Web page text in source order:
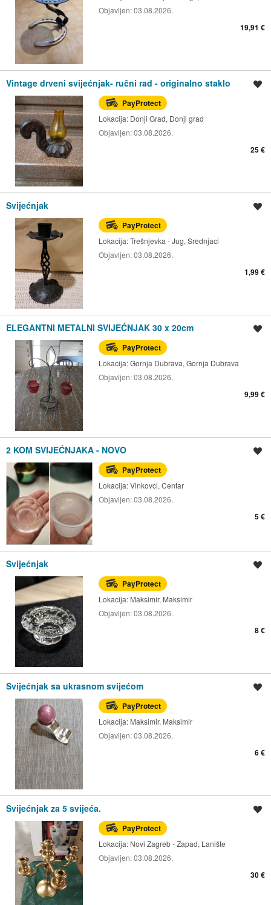
Objavljen:03.08.2026.
19,91 €
Vintage drveni svijećnjak- ručni rad - originalno staklo
PayProtect
Lokacija: Donji Grad, Donji grad
Objavljen:03.08.2026.
25 €
Svijećnjak
PayProtect
Lokacija:Trešnjevka - Jug, Srednjaci
Objavljen:03.08.2026.
1,99 €
ELEGANTNI METALNI SVIJEĆNJAK 30 x 20cm
PayProtect
Lokacija:Gornja Dubrava, Gornja Dubrava
Objavljen:03.08.2026.
9,99 €
2 KOM SVIJEĆNJAKA - NOVO
PayProtect
Lokacija:Vinkovci, Centar
Objavljen:03.08.2026.
5 €
Svijećnjak
PayProtect
Lokacija: Maksimir, Maksimir
Objavljen:03.08.2026.
8 €
Svijećnjak sa ukrasnom svijećom
PayProtect
Lokacija: Maksimir, Maksimir
Objavljen:03.08.2026.
6 €
Svijećnjak za 5 svijeća.
PayProtect
Lokacija: Novi Zagreb - Zapad, Lanište
Objavljen:03.08.2026.
30 €